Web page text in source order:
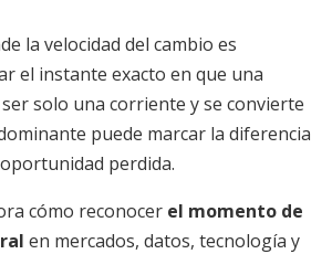
la velocidad del cambio es
el instante exacto en que una
solo una corriente y se convierte
puede marcar la diferencia
perdida.
cómo reconocer el momento de
en mercados, datos, tecnología y